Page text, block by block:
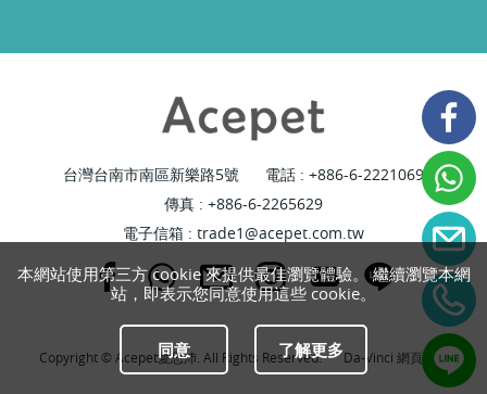
台灣台南市南區新樂路5號 電話 : +886-6-2221069
傳真 : +886-6-2265629
電子信箱 : trade1@acepet.com.tw
Copyright © Acepet愛思沛. All Rights Reserved. Da-Vinci 網頁設計
本網站使用第三方 cookie 來提供最佳瀏覽體驗。 繼續瀏覽本網
站，即表示您同意使用這些 cookie。
同意 了解更多